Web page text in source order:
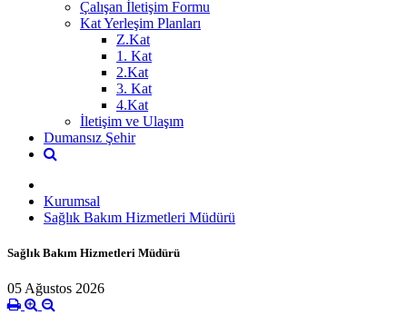
Çalışan İletişim Formu
Kat Yerleşim Planları
Z.Kat
1. Kat
2.Kat
3. Kat
4.Kat
İletişim ve Ulaşım
Dumansız Şehir
Kurumsal
Sağlık Bakım Hizmetleri Müdürü
Sağlık Bakım Hizmetleri Müdürü
05 Ağustos 2026